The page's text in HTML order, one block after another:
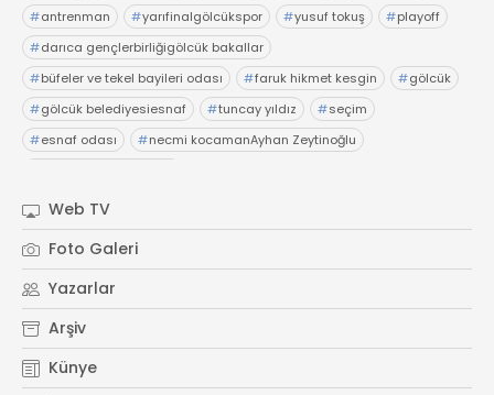
#antrenman #yarıfinalgölcükspor #yusuf tokuş #playoff
#darıca gençlerbirliğigölcük bakallar
#büfeler ve tekel bayileri odası #faruk hikmet kesgin #gölcük
#gölcük belediyesiesnaf #tuncay yıldız #seçim
#esnaf odası #necmi kocamanAyhan Zeytinoğlu
Web TV
Foto Galeri
Yazarlar
Arşiv
Künye